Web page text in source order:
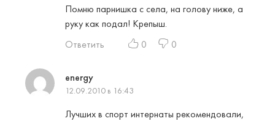
Помню парнишка с села, на голову ниже, а
руку как подал! Крепыш.
Ответить
0 0
energy
12.09.2010 в 16:43
Лучших в спорт интернаты рекомендовали,